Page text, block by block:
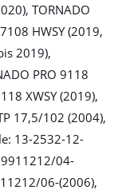
TORNADO
HWSY (2019,
2019),
PRO 9118
XWSY (2019),
17,5/102 (2004),
13-2532-12-
04-
06-(2006),